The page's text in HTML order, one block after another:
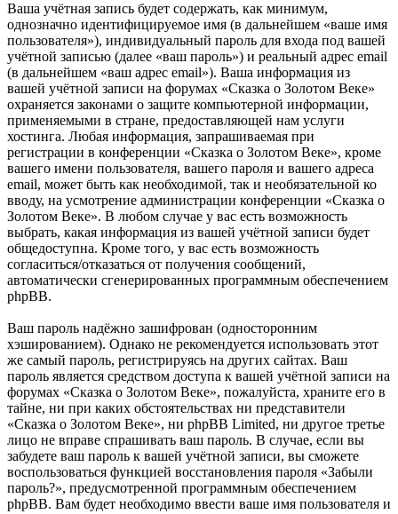
Ваша учётная запись будет содержать, как минимум,
однозначно идентифицируемое имя (в дальнейшем «ваше имя
пользователя»), индивидуальный пароль для входа под вашей
учётной записью (далее «ваш пароль») и реальный адрес email
(в дальнейшем «ваш адрес email»). Ваша информация из
вашей учётной записи на форумах «Сказка о Золотом Веке»
охраняется законами о защите компьютерной информации,
применяемыми в стране, предоставляющей нам услуги
хостинга. Любая информация, запрашиваемая при
регистрации в конференции «Сказка о Золотом Веке», кроме
вашего имени пользователя, вашего пароля и вашего адреса
email, может быть как необходимой, так и необязательной ко
вводу, на усмотрение администрации конференции «Сказка о
Золотом Веке». В любом случае у вас есть возможность
выбрать, какая информация из вашей учётной записи будет
общедоступна. Кроме того, у вас есть возможность
согласиться/отказаться от получения сообщений,
автоматически сгенерированных программным обеспечением
phpBB.
Ваш пароль надёжно зашифрован (односторонним
хэшированием). Однако не рекомендуется использовать этот
же самый пароль, регистрируясь на других сайтах. Ваш
пароль является средством доступа к вашей учётной записи на
форумах «Сказка о Золотом Веке», пожалуйста, храните его в
тайне, ни при каких обстоятельствах ни представители
«Сказка о Золотом Веке», ни phpBB Limited, ни другое третье
лицо не вправе спрашивать ваш пароль. В случае, если вы
забудете ваш пароль к вашей учётной записи, вы сможете
воспользоваться функцией восстановления пароля «Забыли
пароль?», предусмотренной программным обеспечением
phpBB. Вам будет необходимо ввести ваше имя пользователя и